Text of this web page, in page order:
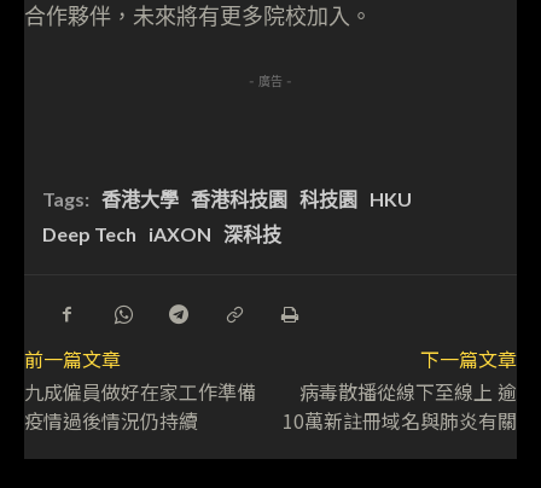
合作夥伴，未來將有更多院校加入。
- 廣告 -
Tags: 香港大學 香港科技園 科技園
HKU
Deep Tech
iAXON 深科技
前一篇文章
九成僱員做好在家工作準備
疫情過後情況仍持續
下一篇文章
病毒散播從線下至線上 逾
10萬新註冊域名與肺炎有關